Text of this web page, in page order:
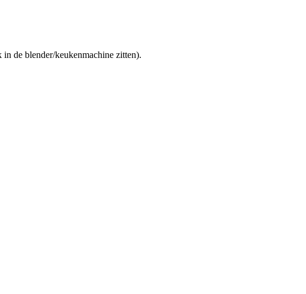
de blender/keukenmachine zitten).